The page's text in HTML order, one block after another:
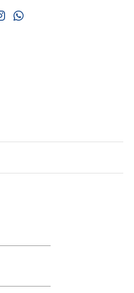
instagram
whatsapp